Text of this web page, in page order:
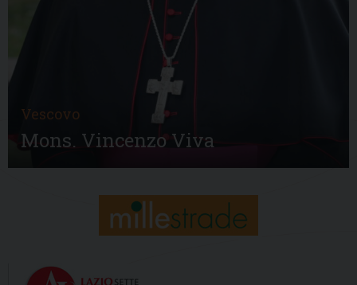
Vescovo
Mons. Vincenzo Viva